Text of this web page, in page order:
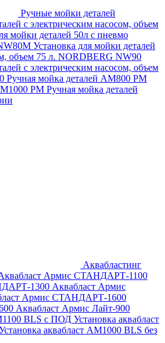
Ручные мойки деталей
с электрическим насосом, объем
мойки деталей 50л с пневмо
Установка для мойки деталей
объем 75 л. NORDBERG NW90
с электрическим насосом, объем
Ручная мойка деталей АМ800 РМ
РМ Ручная мойка деталей
Аквабластинг
Армис СТАНДАРТ-1100
1300 Аквабласт Армис
Армис СТАНДАРТ-1600
Аквабласт Армис Лайт-900
BLS с ПОД Установка аквабласт
аквабласт AM1000 BLS без